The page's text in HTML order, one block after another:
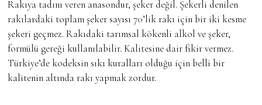
Rakıya tadını veren anasondur, şeker değil. Şekerli denilen
rakılardaki toplam şeker sayısı 70’lik rakı için bir iki kesme
şekeri geçmez. Rakıdaki tarımsal kökenli alkol ve şeker,
formülü gereği kullanılabilir. Kalitesine dair fikir vermez.
Türkiye’de kodeksin sıkı kuralları olduğu için belli bir
kalitenin altında rakı yapmak zordur.